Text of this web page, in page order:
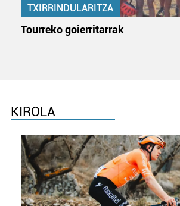
erabiltzen dituen hauta dezakezu.
buruzko informazio gehiago eta ezarri
datuen atalean. Edozein unetan alda
zure baimena Cookieen adierazpenean.
Webgune honek cookie propioak eta
TXIRRINDULARITZA
Tourreko goierritarrak
KIROLA